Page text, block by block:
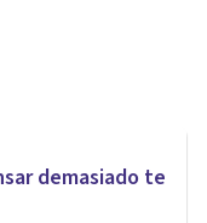
demasiado te